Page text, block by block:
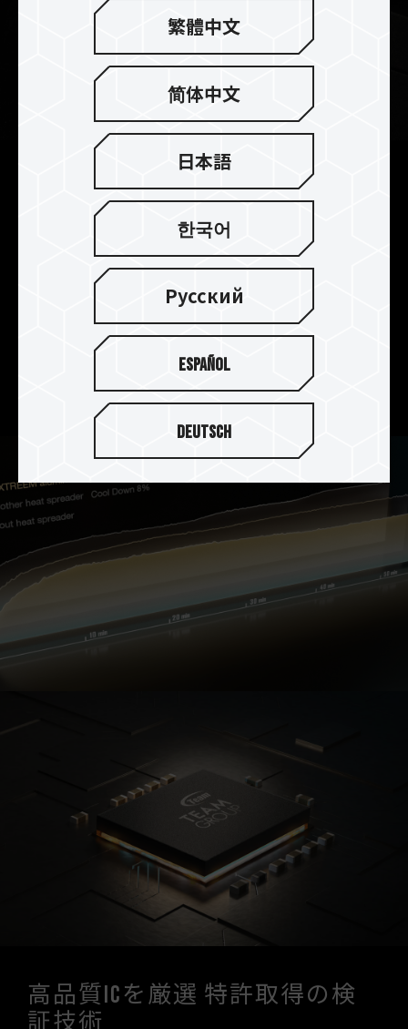
2mm厚のヒートシンクで完璧な
放熱を実現
T-FORCE XTREEM DDR5は、2mm厚のアルミニウ
ム合金製ヒートシンクを採用し、品質と熱容量を
同時に高めています。さらに、PMICの放熱効果を
高めるため、熱伝導率を備えた放熱用シリコンも
導入されております。耐酸性、耐腐食性、防錆性に
優れた非導電性の陽極表面により、全体の放熱効
果を高めております。
高品質ICを厳選 特許取得の検
証技術
繁體中文
简体中文
日本語
한국어
Русский
Español
Deutsch